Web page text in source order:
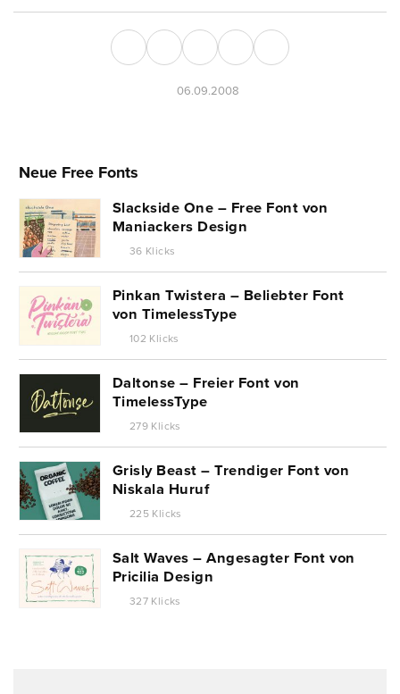
06.09.2008
Neue Free Fonts
Slackside One – Free Font von
Maniackers Design
36 Klicks
Pinkan Twistera – Beliebter Font
von TimelessType
102 Klicks
Daltonse – Freier Font von
TimelessType
279 Klicks
Grisly Beast – Trendiger Font von
Niskala Huruf
225 Klicks
Salt Waves – Angesagter Font von
Pricilia Design
327 Klicks